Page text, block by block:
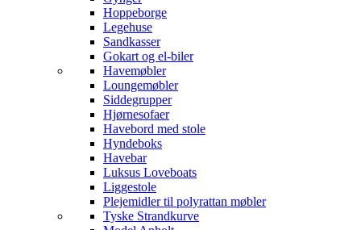
Hoppeborge
Legehuse
Sandkasser
Gokart og el-biler
Havemøbler
Loungemøbler
Siddegrupper
Hjørnesofaer
Havebord med stole
Hyndeboks
Havebar
Luksus Loveboats
Liggestole
Plejemidler til polyrattan møbler
Tyske Strandkurve